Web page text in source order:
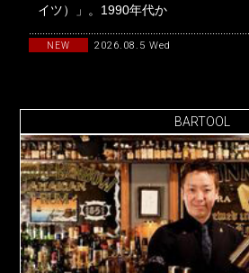
イツ）」。1990年代か
NEW 2026.08.5 Wed
BARTOOL